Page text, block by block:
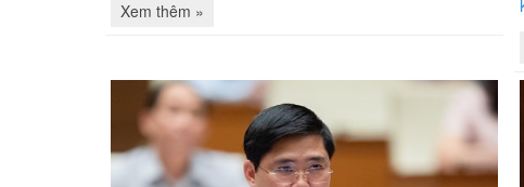
Xem thêm »